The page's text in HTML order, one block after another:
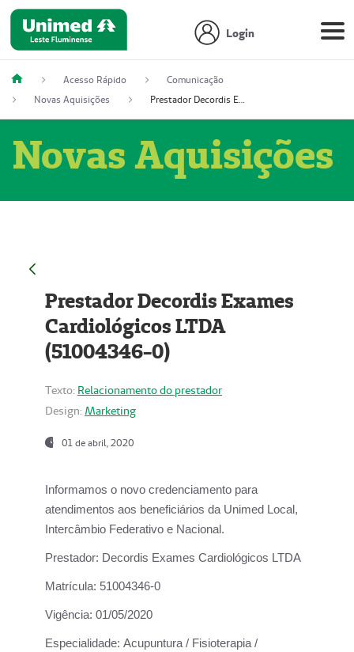
Login
Acesso Rápido
Comunicação
Novas Aquisições
Prestador Decordis Exames Cardiológicos LTDA (51004346-0)
Novas Aquisições
Prestador Decordis Exames
Cardiológicos LTDA
(51004346-0)
Texto: Relacionamento do prestador
Design: Marketing
01 de abril, 2020
Informamos o novo credenciamento para
atendimentos aos beneficiários da Unimed Local,
Intercâmbio Federativo e Nacional.
Prestador: Decordis Exames Cardiológicos LTDA
Matrícula: 51004346-0
Vigência: 01/05/2020
Especialidade: Acupuntura / Fisioterapia /